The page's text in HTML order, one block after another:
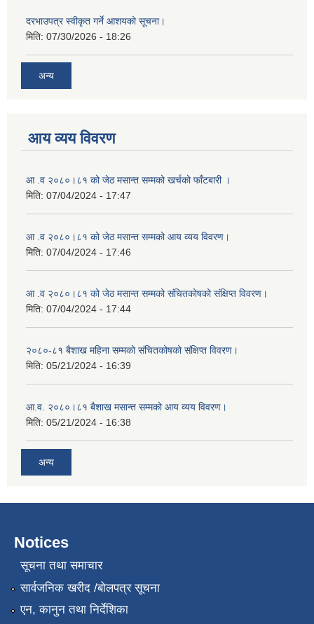
दरभाउपत्र स्वीकृत गर्ने आशयको सूचना।
मिति: 07/30/2026 - 18:26
अन्य
आय व्यय विवरण
आ .व २०८०।८१ को जेठ मसान्त सम्मको खर्चको फाँटबारी ।
मिति: 07/04/2024 - 17:47
आ .व २०८०।८१ को जेठ मसान्त सम्मको आय व्यय विवरण।
मिति: 07/04/2024 - 17:46
आ .व २०८०।८१ को जेठ मसान्त सम्मको संचितकोषको संक्षिप्त विवरण।
मिति: 07/04/2024 - 17:44
२०८०-८१ बैशाख महिना सम्मको संचितकोषको संक्षिप्त विवरण।
मिति: 05/21/2024 - 16:39
आ.व. २०८०।८१ बैशाख मसान्त सम्मको आय व्यय विवरण।
मिति: 05/21/2024 - 16:38
अन्य
Notices
सूचना तथा समाचार
सार्वजनिक खरीद /बोलपत्र सूचना
एन, कानुन तथा निर्देशिका